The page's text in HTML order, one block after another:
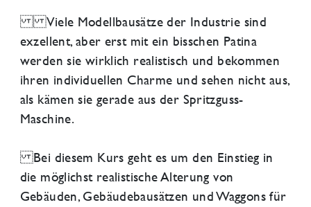
Viele Modellbausätze der Industrie sind
exzellent, aber erst mit ein bisschen Patina
werden sie wirklich realistisch und bekommen
ihren individuellen Charme und sehen nicht aus,
als kämen sie gerade aus der Spritzguss-
Maschine.
Bei diesem Kurs geht es um den Einstieg in
die möglichst realistische Alterung von
Gebäuden, Gebäudebausätzen und Waggons für